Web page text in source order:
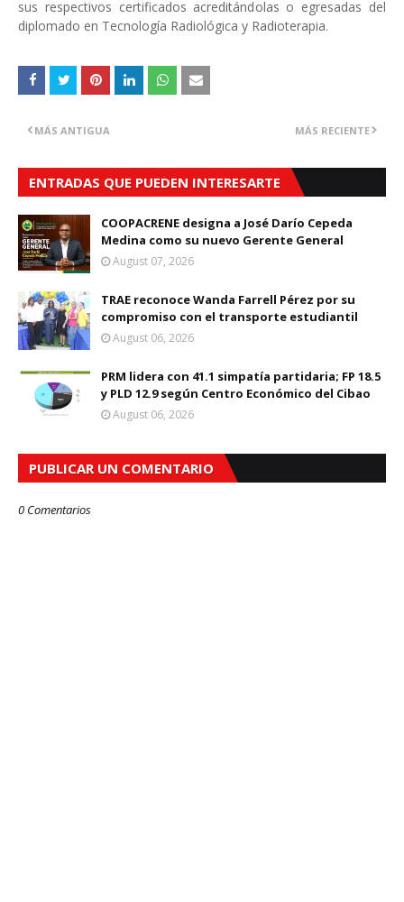
sus respectivos certificados acreditándolas o egresadas del
diplomado en Tecnología Radiológica y Radioterapia.
MÁS RECIENTE
MÁS ANTIGUA
ENTRADAS QUE PUEDEN INTERESARTE
COOPACRENE designa a José Darío Cepeda
Medina como su nuevo Gerente General
August 07, 2026
TRAE reconoce Wanda Farrell Pérez por su
compromiso con el transporte estudiantil
August 06, 2026
PRM lidera con 41.1 simpatía partidaria; FP 18.5
y PLD 12.9 según Centro Económico del Cibao
August 06, 2026
PUBLICAR UN COMENTARIO
0 Comentarios